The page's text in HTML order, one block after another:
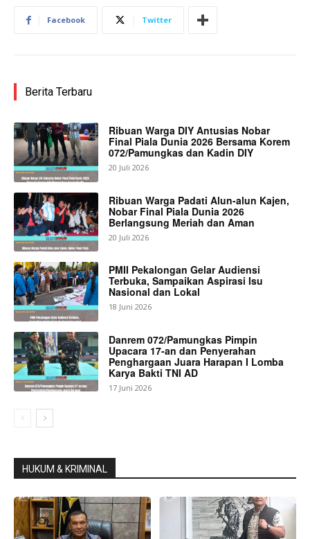
Facebook Twitter
Berita Terbaru
Ribuan Warga DIY Antusias Nobar
Final Piala Dunia 2026 Bersama Korem
072/Pamungkas dan Kadin DIY
20 Juli 2026
Ribuan Warga Padati Alun-alun Kajen,
Nobar Final Piala Dunia 2026
Berlangsung Meriah dan Aman
20 Juli 2026
PMII Pekalongan Gelar Audiensi
Terbuka, Sampaikan Aspirasi Isu
Nasional dan Lokal
18 Juni 2026
Danrem 072/Pamungkas Pimpin
Upacara 17-an dan Penyerahan
Penghargaan Juara Harapan I Lomba
Karya Bakti TNI AD
17 Juni 2026
HUKUM & KRIMINAL